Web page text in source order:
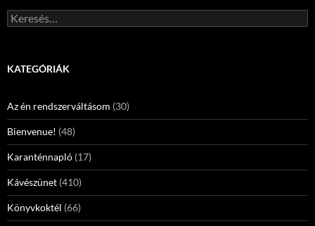
Keresés:
KATEGÓRIÁK
Az én rendszerváltásom (30)
Bienvenue! (48)
Karanténnapló (17)
Kávészünet (410)
Könyvkoktél (66)